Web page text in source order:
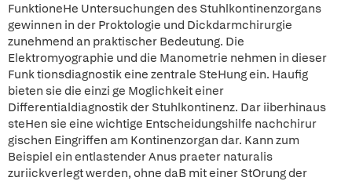
FunktioneHe Untersuchungen des Stuhlkontinenzorgans
gewinnen in der Proktologie und Dickdarmchirurgie
zunehmend an praktischer Bedeutung. Die
Elektromyographie und die Manometrie nehmen in dieser
Funk tionsdiagnostik eine zentrale SteHung ein. Haufig
bieten sie die einzi ge Moglichkeit einer
Differentialdiagnostik der Stuhlkontinenz. Dar iiberhinaus
steHen sie eine wichtige Entscheidungshilfe nachchirur
gischen Eingriffen am Kontinenzorgan dar. Kann zum
Beispiel ein entlastender Anus praeter naturalis
zuriickverlegt werden, ohne daB mit einer StOrung der